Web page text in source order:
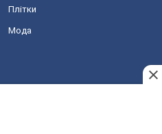
Плітки
Мода